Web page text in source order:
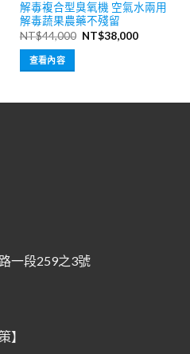
。
解毒複合型臭氧機 空氣水兩用
解毒蔬果農藥不殘留
NT$44,000 原
NT$38,000目
查看內容
一段259之3號
】